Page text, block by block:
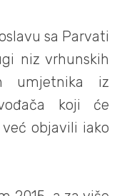
sa Parvati
niz vrhunskih
umjetnika iz
koji će
objavili iako